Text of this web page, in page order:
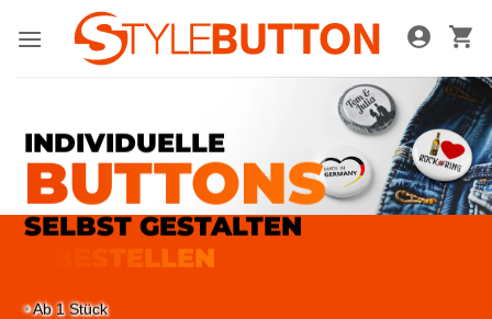
Inhalt
INDIVIDUELLE
BUTTONS
SELBST GESTALTEN
& BESTELLEN
Ab 1 Stück